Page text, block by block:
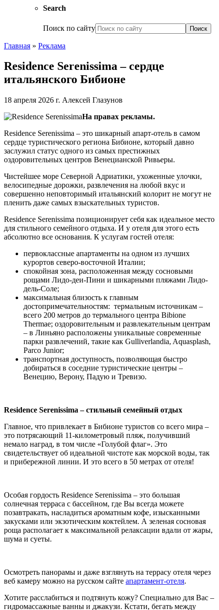
Search
Поиск по сайту
Главная » Реклама
Residence Serenissima – сердце
итальянского Бибионе
18 апреля 2026 г. Алексей Глазунов
На правах рекламы.
Residence Serenissima – это шикарный апарт-отель в самом
сердце туристического региона Бибионе, который давно
заслужил статус одного из самых престижных
оздоровительных центров Венецианской Ривьеры.
Чистейшее море Северной Адриатики, ухоженные улочки,
велосипедные дорожки, развлечения на любой вкус и
совершенно неповторимый итальянский колорит не могут не
пленить даже самых взыскательных туристов.
Residence Serenissima позиционирует себя как идеальное место
для стильного семейного отдыха. И у отеля для этого есть
абсолютно все основания. К услугам гостей отеля:
первоклассные апартаменты на одном из лучших
курортов северо-восточной Италии;
спокойная зона, расположенная между сосновыми
рощами Лидо-деи-Пини и шикарными пляжами Лидо-
дель-Соле;
максимальная близость к главным
достопримечательностям: термальным источникам –
всего 200 метров до термального центра Bibione
Thermae; оздоровительным и развлекательным центрам
– в Линьяно расположены уникальные современные
парки развлечений, такие как Gulliverlandia, Aquasplash,
Parco Junior;
транспортная доступность, позволяющая быстро
добираться в соседние туристические центры –
Венецию, Верону, Падую и Тревизо.
Residence Serenissima – стильный семейный отдых
Главное, что привлекает в Бибионе туристов со всего мира –
это потрясающий 11-километровый пляж, получивший
немало наград, в том числе «Голубой флаг». Это
свидетельствует об идеальной чистоте как морской воды, так
и прибережной линии. И это всего в 50 метрах от отеля!
Особая гордость Residence Serenissima – это большая
солнечная терраса с бассейном, где Вы всегда можете
позавтракать, насладиться ароматным кофе, изысканными
закусками или экзотическим коктейлем. А зеленая сосновая
роща располагает к максимальной релаксации вдали от жары,
шума и суеты.
Осмотреть панорамы и даже взглянуть на террасу отеля через
веб камеру можно на русском сайте апартамент-отеля.
Хотите расслабиться и подтянуть кожу? Специально для Вас –
гидромассажные ванны и джакузи. Кстати, бегать между